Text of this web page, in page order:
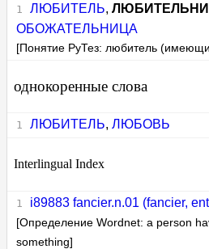
ЛЮБИТЕЛЬ,
ОБОЖАТЕЛЬНИЦА
[Понятие РуТез: любитель
однокоренные слова
ЛЮБИТЕЛЬ, ЛЮБОВЬ
Interlingual Index
i89883 fancier.n.01 (fancier,
[Определение Wordnet: a person
something]